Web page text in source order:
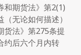
和期货法》第2(1)
无论如何描述）
货法》第275条提
约后六个月内转